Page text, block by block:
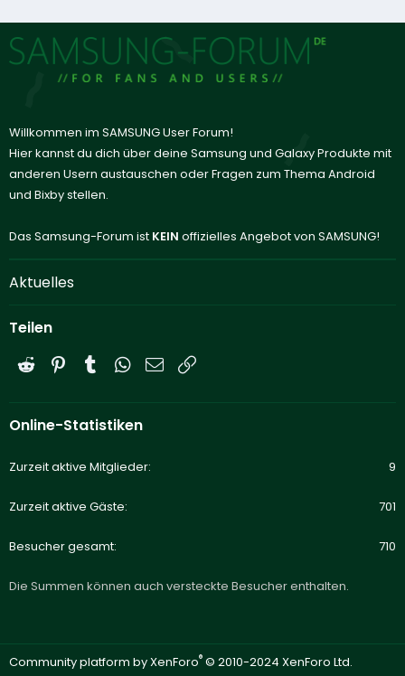
Willkommen im SAMSUNG User Forum!
Hier kannst du dich über deine Samsung und Galaxy Produkte mit
anderen Usern austauschen oder Fragen zum Thema Android
und Bixby stellen.
Das Samsung-Forum ist KEIN offizielles Angebot von SAMSUNG!
Aktuelles
Teilen
Reddit PinterestTumblrWhatsApp
E-Mail
Online-Statistiken
Zurzeit aktive Mitglieder 9
Zurzeit aktive Gäste 701
Besucher gesamt 710
Die Summen können auch versteckte Besucher enthalten.
Community platform by XenForo® © 2010-2024 XenForo Ltd.